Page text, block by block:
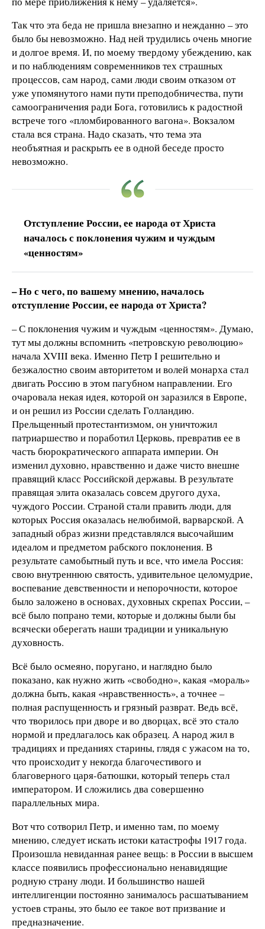
Так что эта беда не пришла внезапно и нежданно – это
было бы невозможно. Над ней трудились очень многие
и долгое время. И, по моему твердому убеждению, как
и по наблюдениям современников тех страшных
процессов, сам народ, сами люди своим отказом от
уже упомянутого нами пути преподобничества, пути
самоограничения ради Бога, готовились к радостной
встрече того «пломбированного вагона». Вокзалом
стала вся страна. Надо сказать, что тема эта
необъятная и раскрыть ее в одной беседе просто
невозможно.
Отступление России, ее народа от Христа
началось с поклонения чужим и чуждым
«ценностям»
– Но с чего, по вашему мнению, началось
отступление России, ее народа от Христа?
– С поклонения чужим и чуждым «ценностям». Думаю,
тут мы должны вспомнить «петровскую революцию»
начала XVIII века. Именно Петр I решительно и
безжалостно своим авторитетом и волей монарха стал
двигать Россию в этом пагубном направлении. Его
очаровала некая идея, которой он заразился в Европе,
и он решил из России сделать Голландию.
Прельщенный протестантизмом, он уничтожил
патриаршество и поработил Церковь, превратив ее в
часть бюрократического аппарата империи. Он
изменил духовно, нравственно и даже чисто внешне
правящий класс Российской державы. В результате
правящая элита оказалась совсем другого духа,
чуждого России. Страной стали править люди, для
которых Россия оказалась нелюбимой, варварской. А
западный образ жизни представлялся высочайшим
идеалом и предметом рабского поклонения. В
результате самобытный путь и все, что имела Россия:
свою внутреннюю святость, удивительное целомудрие,
воспевание девственности и непорочности, которое
было заложено в основах, духовных скрепах России, –
всё было попрано теми, которые и должны были бы
всячески оберегать наши традиции и уникальную
духовность.
Всё было осмеяно, поругано, и наглядно было
показано, как нужно жить «свободно», какая «мораль»
должна быть, какая «нравственность», а точнее –
полная распущенность и грязный разврат. Ведь всё,
что творилось при дворе и во дворцах, всё это стало
нормой и предлагалось как образец. А народ жил в
традициях и преданиях старины, глядя с ужасом на то,
что происходит у некогда благочестивого и
благоверного царя-батюшки, который теперь стал
императором. И сложились два совершенно
параллельных мира.
Вот что сотворил Петр, и именно там, по моему
мнению, следует искать истоки катастрофы 1917 года.
Произошла невиданная ранее вещь: в России в высшем
классе появились профессионально ненавидящие
родную страну люди. И большинство нашей
интеллигенции постоянно занималось расшатыванием
устоев страны, это было ее такое вот призвание и
предназначение.